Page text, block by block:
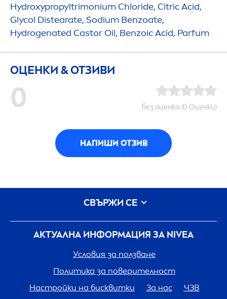
Hydroxypropyltrimonium Chloride, Citric Acid,
Glycol Distearate, Sodium Benzoate,
Hydrogenated Castor Oil, Benzoic Acid, Parfum
ОЦЕНКИ & ОТЗИВИ
0 без оценка (0 Оценки)
НАПИШИ ОТЗИВ
АКТУАЛНА ИНФОРМАЦИЯ ЗА NIVEA
Условия за ползване
Политика за поверителност
Настройки на бисквитки
За нас
ЧЗВ
СВЪРЖИ СЕ